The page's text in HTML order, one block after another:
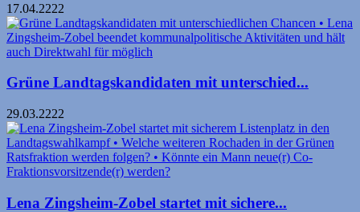
17.04.2222
Grüne Landtagskandidaten mit unterschied...
29.03.2222
Lena Zingsheim-Zobel startet mit sichere...